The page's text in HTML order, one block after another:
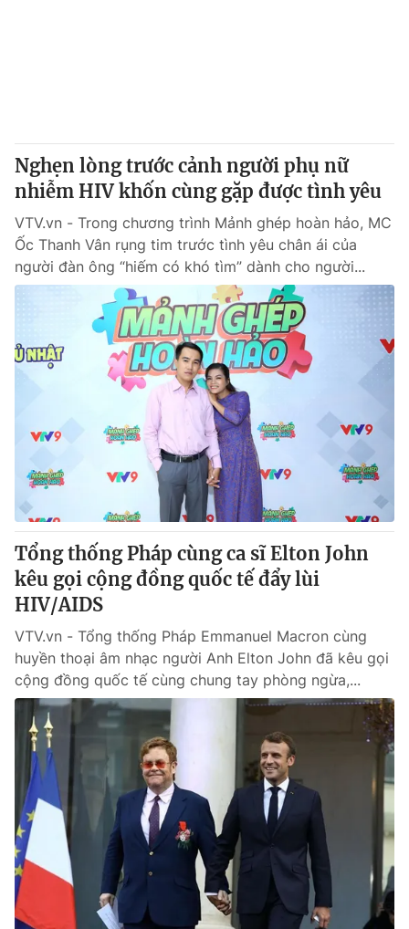
cấp ngày 29/12/2023
Tổng Biên tập:Vũ Thanh Thủy
Phó Tổng Biên tập:Nguyễn Thị Mỹ Hạnh, Phạm Quốc Thắng,
Tổng đài VTV:024.38 355 931 - 024.38 355 932
Ðiện thoại Thời báo VTV:024.66 897 897
Email:toasoan@vtv.vn
Liên hệ quảng cáo:024-7300.7108
® Cấm sao chép dưới mọi hình thức nếu không có sự chấp
thuận bằng văn bản. Ghi rõ nguồn VTV.vn khi phát hành lại
thông tin từ website này.
Nghẹn lòng trước cảnh người phụ nữ
nhiễm HIV khốn cùng gặp được tình yêu
VTV.vn - Trong chương trình Mảnh ghép hoàn hảo, MC
Ốc Thanh Vân rụng tim trước tình yêu chân ái của
người đàn ông “hiếm có khó tìm” dành cho người...
Tổng thống Pháp cùng ca sĩ Elton John
kêu gọi cộng đồng quốc tế đẩy lùi
HIV/AIDS
VTV.vn - Tổng thống Pháp Emmanuel Macron cùng
huyền thoại âm nhạc người Anh Elton John đã kêu gọi
cộng đồng quốc tế cùng chung tay phòng ngừa,...